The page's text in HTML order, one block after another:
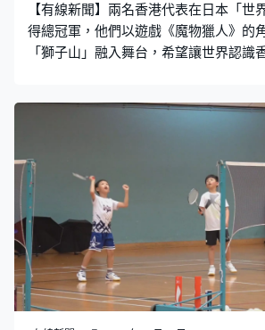
【有線新聞】兩名香港代表在日本「世
得總冠軍，他們以遊戲《魔物獵人》的
「獅子山」融入舞台，希望讓世界認識
物獵人》的角色由擁有20年Cosplay經
裝細節相當考究。香港Cosplay代表阿
處理外，比較貼近還原角色。顏料遇上
雷狼龍的盔甲套裝充電時有光出現。貓
形狀面部，口部郁動能夠說話，腳踭模
他們從40個國家及地區的參賽者中脫穎
冠軍。香港Cosplay代表Ronnie：「我
很好的機會讓大家認識香港，當我思考
跟香港作出互動。」阿Lu：「沒理由放
夜景很美麗，但放置大廈有一種失真的